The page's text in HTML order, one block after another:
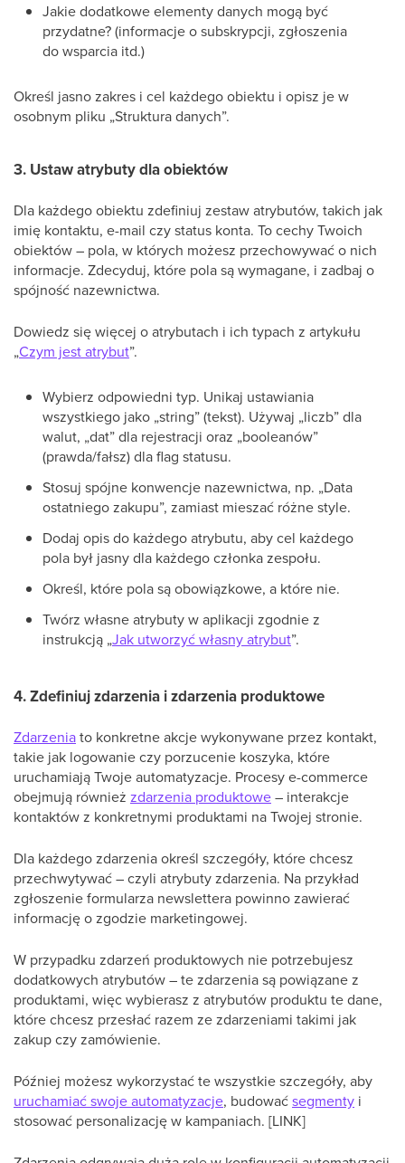
Jakie dodatkowe elementy danych mogą być
przydatne? (informacje o subskrypcji, zgłoszenia
do wsparcia itd.)
Określ jasno zakres i cel każdego obiektu i opisz je w
osobnym pliku „Struktura danych”.
3. Ustaw atrybuty dla obiektów
Dla każdego obiektu zdefiniuj zestaw atrybutów, takich jak
imię kontaktu, e-mail czy status konta. To cechy Twoich
obiektów – pola, w których możesz przechowywać o nich
informacje. Zdecyduj, które pola są wymagane, i zadbaj o
spójność nazewnictwa.
Dowiedz się więcej o atrybutach i ich typach z artykułu
„Czym jest atrybut”.
Wybierz odpowiedni typ. Unikaj ustawiania
wszystkiego jako „string” (tekst). Używaj „liczb” dla
walut, „dat” dla rejestracji oraz „booleanów”
(prawda/fałsz) dla flag statusu.
Stosuj spójne konwencje nazewnictwa, np. „Data
ostatniego zakupu”, zamiast mieszać różne style.
Dodaj opis do każdego atrybutu, aby cel każdego
pola był jasny dla każdego członka zespołu.
Określ, które pola są obowiązkowe, a które nie.
Twórz własne atrybuty w aplikacji zgodnie z
instrukcją „Jak utworzyć własny atrybut”.
4. Zdefiniuj zdarzenia i zdarzenia produktowe
Zdarzeniato konkretne akcje wykonywane przez kontakt,
takie jak logowanie czy porzucenie koszyka, które
uruchamiają Twoje automatyzacje. Procesy e-commerce
obejmują również zdarzenia produktowe– interakcje
kontaktów z konkretnymi produktami na Twojej stronie.
Dla każdego zdarzenia określ szczegóły, które chcesz
przechwytywać – czyli atrybuty zdarzenia. Na przykład
zgłoszenie formularza newslettera powinno zawierać
informację o zgodzie marketingowej.
W przypadku zdarzeń produktowych nie potrzebujesz
dodatkowych atrybutów – te zdarzenia są powiązane z
produktami, więc wybierasz z atrybutów produktu te dane,
które chcesz przesłać razem ze zdarzeniami takimi jak
zakup czy zamówienie.
Później możesz wykorzystać te wszystkie szczegóły, aby
uruchamiać swoje automatyzacje, budowaćsegmenty i
stosować personalizację w kampaniach. [LINK]